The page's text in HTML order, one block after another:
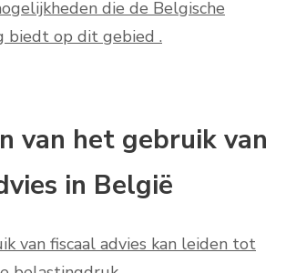
die de Belgische
biedt op dit gebied .
van het gebruik van
in België
van fiscaal advies kan leiden tot